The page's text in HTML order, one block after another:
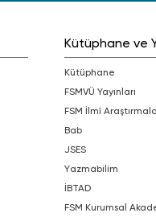
Kütüphane ve
Kütüphane
FSMVÜ Yayınları
FSM İlmî
bab
JSES
Yazmabilim
İBTAD
FSM Kurumsal